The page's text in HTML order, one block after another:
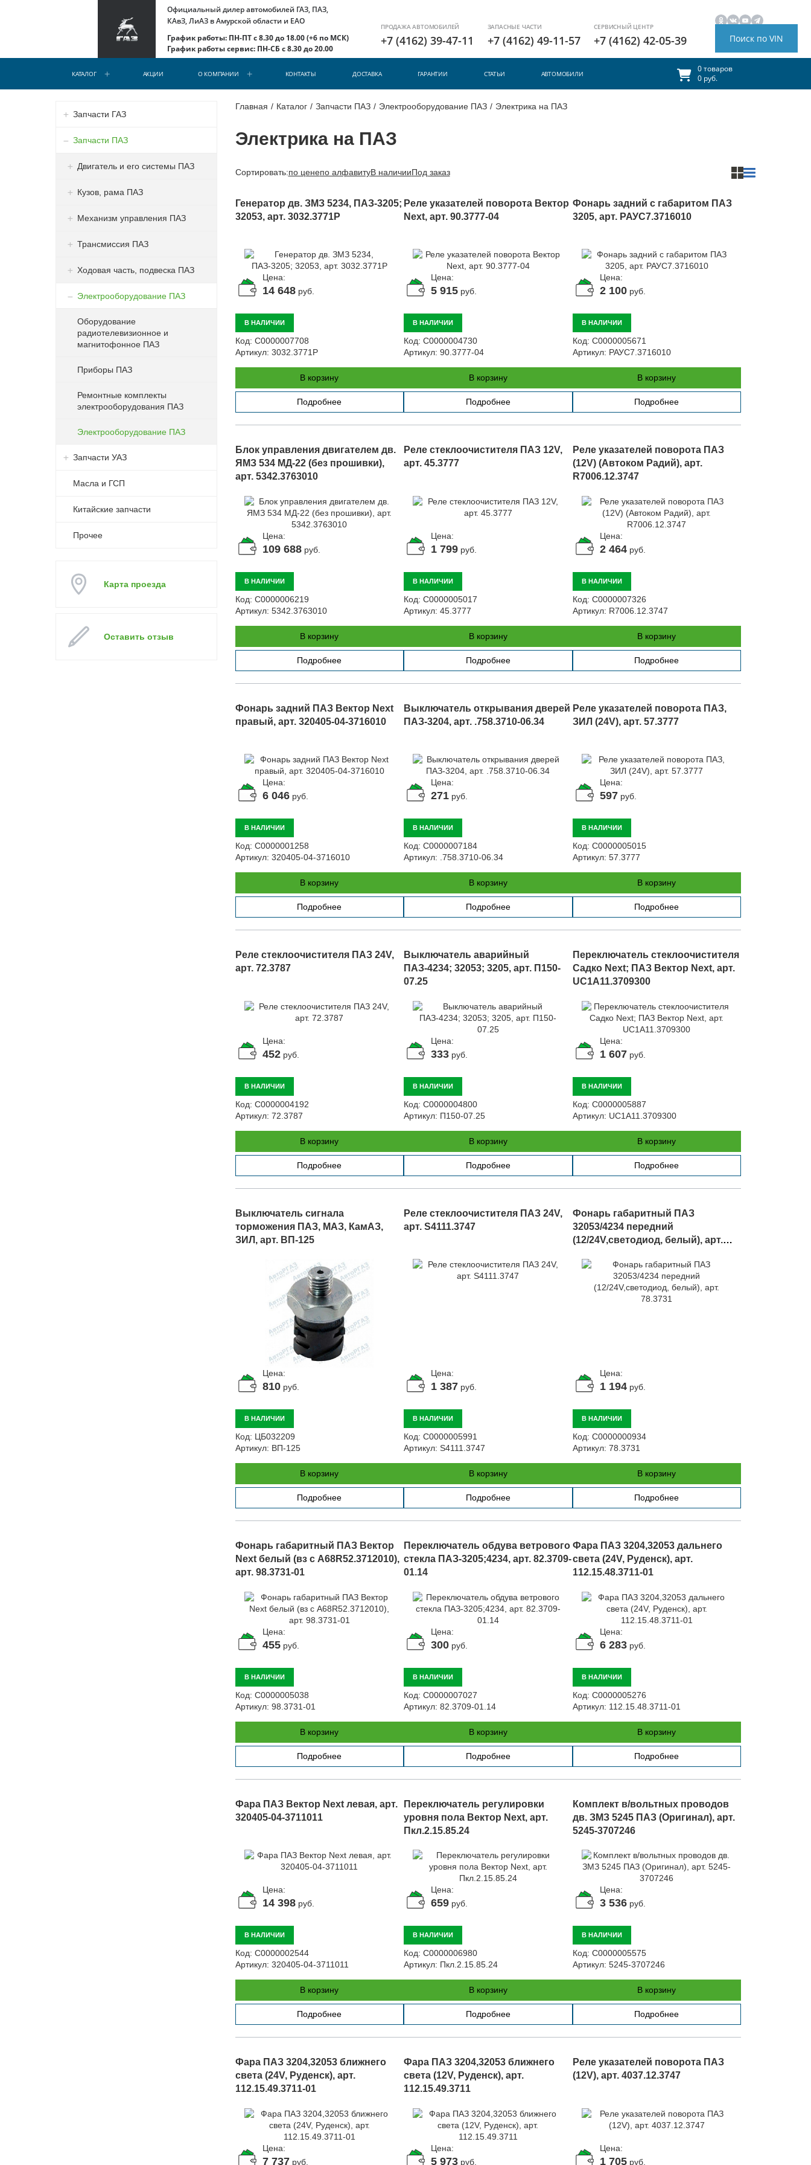
Официальный дилер автомобилей ГАЗ, ПАЗ,
КАвЗ, ЛиАЗ в Амурской области и ЕАО
График работы: ПН-ПТ с 8.30 до 18.00 (+6 по МСК)
График работы сервис: ПН-СБ с 8.30 до 20.00
ПРОДАЖА АВТОМОБИЛЕЙ
+7 (4162) 39-47-11
ЗАПАСНЫЕ ЧАСТИ
+7 (4162) 49-11-57
СЕРВИСНЫЙ ЦЕНТР
+7 (4162) 42-05-39 Поиск по VIN
КАТАЛОГ АКЦИИ О КОМПАНИИ КОНТАКТЫ ДОСТАВКА ГАРАНТИИ СТАТЬИ АВТОМОБИЛИ
0 товаров
0 руб.
Главная / Каталог / Запчасти ПАЗ / Электрооборудование ПАЗ / Электрика на ПАЗ
Электрика на ПАЗ
Запчасти ГАЗ
Запчасти ПАЗ
Двигатель и его системы ПАЗ
Кузов, рама ПАЗ
Механизм управления ПАЗ
Трансмиссия ПАЗ
Ходовая часть, подвеска ПАЗ
Электрооборудование ПАЗ
Оборудование
радиотелевизионное и
магнитофонное ПАЗ
Приборы ПАЗ
Ремонтные комплекты
электрооборудования ПАЗ
Электрооборудование ПАЗ
Запчасти УАЗ
Масла и ГСП
Китайские запчасти
Прочее
Карта проезда
Оставить отзыв
Сортировать:по ценепо алфавитуВ наличииПод заказ
Генератор дв. ЗМЗ 5234, ПАЗ-3205;
32053, арт. 3032.3771Р
Цена:
14 648руб.
В НАЛИЧИИ
Код: С0000007708
Артикул: 3032.3771Р
В корзину
Подробнее
Реле указателей поворота Вектор
Next, арт. 90.3777-04
Цена:
5 915 руб.
В НАЛИЧИИ
Код: С0000004730
Артикул: 90.3777-04
В корзину
Подробнее
Фонарь задний с габаритом ПАЗ
3205, арт. РАУС7.3716010
Цена:
2 100руб.
В НАЛИЧИИ
Код: С0000005671
Артикул: РАУС7.3716010
В корзину
Подробнее
Блок управления двигателем дв.
ЯМЗ 534 МД-22 (без прошивки),
арт. 5342.3763010
Цена:
109 688руб.
В НАЛИЧИИ
Код: С0000006219
Артикул: 5342.3763010
В корзину
Подробнее
Реле стеклоочистителя ПАЗ 12V,
арт. 45.3777
Цена:
1 799 руб.
В НАЛИЧИИ
Код: С0000005017
Артикул: 45.3777
В корзину
Подробнее
Реле указателей поворота ПАЗ
(12V) (Автоком Радий), арт.
R7006.12.3747
Цена:
2 464руб.
В НАЛИЧИИ
Код: С0000007326
Артикул: R7006.12.3747
В корзину
Подробнее
Фонарь задний ПАЗ Вектор Next
правый, арт. 320405-04-3716010
Цена:
6 046руб.
В НАЛИЧИИ
Код: С0000001258
Артикул: 320405-04-3716010
В корзину
Подробнее
Выключатель открывания дверей
ПАЗ-3204, арт. .758.3710-06.34
Цена:
271 руб.
В НАЛИЧИИ
Код: С0000007184
Артикул: .758.3710-06.34
В корзину
Подробнее
Реле указателей поворота ПАЗ,
ЗИЛ (24V), арт. 57.3777
Цена:
597руб.
В НАЛИЧИИ
Код: С0000005015
Артикул: 57.3777
В корзину
Подробнее
Реле стеклоочистителя ПАЗ 24V,
арт. 72.3787
Цена:
452руб.
В НАЛИЧИИ
Код: С0000004192
Артикул: 72.3787
В корзину
Подробнее
Выключатель аварийный
ПАЗ-4234; 32053; 3205, арт. П150-
07.25
Цена:
333 руб.
В НАЛИЧИИ
Код: С0000004800
Артикул: П150-07.25
В корзину
Подробнее
Переключатель стеклоочистителя
Садко Next; ПАЗ Вектор Next, арт.
UC1A11.3709300
Цена:
1 607руб.
В НАЛИЧИИ
Код: С0000005887
Артикул: UC1A11.3709300
В корзину
Подробнее
Выключатель сигнала
торможения ПАЗ, МАЗ, КамАЗ,
ЗИЛ, арт. ВП-125
Цена:
810руб.
В НАЛИЧИИ
Код: ЦБ032209
Артикул: ВП-125
В корзину
Подробнее
Реле стеклоочистителя ПАЗ 24V,
арт. S4111.3747
Цена:
1 387 руб.
В НАЛИЧИИ
Код: С0000005991
Артикул: S4111.3747
В корзину
Подробнее
Фонарь габаритный ПАЗ
32053/4234 передний
(12/24V,светодиод, белый), арт.
Цена:
1 194руб.
В НАЛИЧИИ
Код: С0000000934
Артикул: 78.3731
В корзину
Подробнее
Фонарь габаритный ПАЗ Вектор
Next белый (вз с A68R52.3712010),
арт. 98.3731-01
Цена:
455руб.
В НАЛИЧИИ
Код: С0000005038
Артикул: 98.3731-01
В корзину
Подробнее
Переключатель обдува ветрового
стекла ПАЗ-3205;4234, арт. 82.3709-
01.14
Цена:
300 руб.
В НАЛИЧИИ
Код: С0000007027
Артикул: 82.3709-01.14
В корзину
Подробнее
Фара ПАЗ 3204,32053 дальнего
света (24V, Руденск), арт.
112.15.48.3711-01
Цена:
6 283руб.
В НАЛИЧИИ
Код: С0000005276
Артикул: 112.15.48.3711-01
В корзину
Подробнее
Фара ПАЗ Вектор Next левая, арт.
320405-04-3711011
Цена:
14 398руб.
В НАЛИЧИИ
Код: С0000002544
Артикул: 320405-04-3711011
В корзину
Подробнее
Переключатель регулировки
уровня пола Вектор Next, арт.
Пкл.2.15.85.24
Цена:
659 руб.
В НАЛИЧИИ
Код: С0000006980
Артикул: Пкл.2.15.85.24
В корзину
Подробнее
Комплект в/вольтных проводов
дв. ЗМЗ 5245 ПАЗ (Оригинал), арт.
5245-3707246
Цена:
3 536руб.
В НАЛИЧИИ
Код: С0000005575
Артикул: 5245-3707246
В корзину
Подробнее
Фара ПАЗ 3204,32053 ближнего
света (24V, Руденск), арт.
112.15.49.3711-01
Цена:
7 737руб.
Фара ПАЗ 3204,32053 ближнего
света (12V, Руденск), арт.
112.15.49.3711
Цена:
5 973 руб.
Реле указателей поворота ПАЗ
(12V), арт. 4037.12.3747
Цена:
1 705руб.